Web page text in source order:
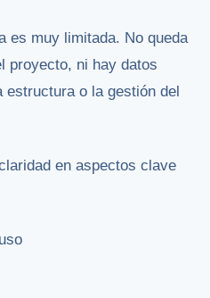
es muy limitada. No queda
proyecto, ni hay datos
estructura o la gestión del
en aspectos clave